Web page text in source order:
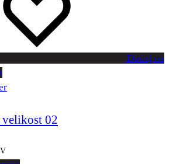
Dodaj na
02